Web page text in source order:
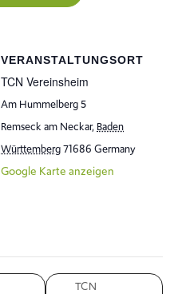
VERANSTALTUNGSORT
TCN Vereinsheim
Am Hummelberg 5
Remseck am Neckar, Baden
Württemberg71686 Germany
Google Karte anzeigen
TCN